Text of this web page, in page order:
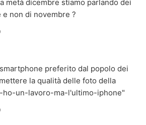
metà dicembre stiamo parlando dei
non di novembre ?
preferito dal popolo dei
la qualità delle foto della
ho-un-lavoro-ma-l'ultimo-iphone"